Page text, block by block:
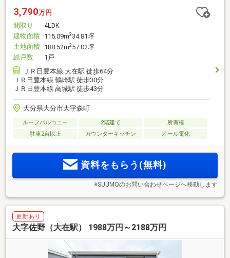
3,790万円
間取り
4LDK
建物面積 115.09m2 34.81坪
土地面積 188.52m2 57.02坪
総戸数
1戸
ＪＲ日豊本線 大在駅 徒歩64分
ＪＲ日豊本線 鶴崎駅 徒歩30分
ＪＲ日豊本線 高城駅 徒歩43分
大分県大分市大字森町
ルーフバルコニー 2階建て
所有権
駐車2台以上
カウンターキッチン オール電化
資料をもらう(無料)
※SUUMOのお問い合わせページへ移動します
更新あり
大字佐野（大在駅） 1988万円～2188万円